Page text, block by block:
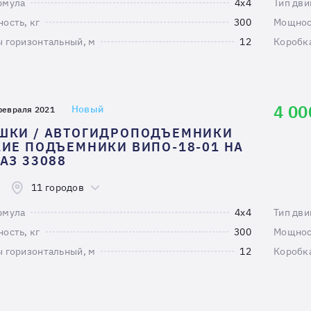
4х4
Тип
кг
300
горизонтальный, м
12
2021 Новый
/ АВТОГИДРОПОДЪЕМНИКИ
ПОДЪЕМНИКИ ВИПО-18-01 НА
33088
4
11 городов
4х4
Тип
кг
300
горизонтальный, м
12